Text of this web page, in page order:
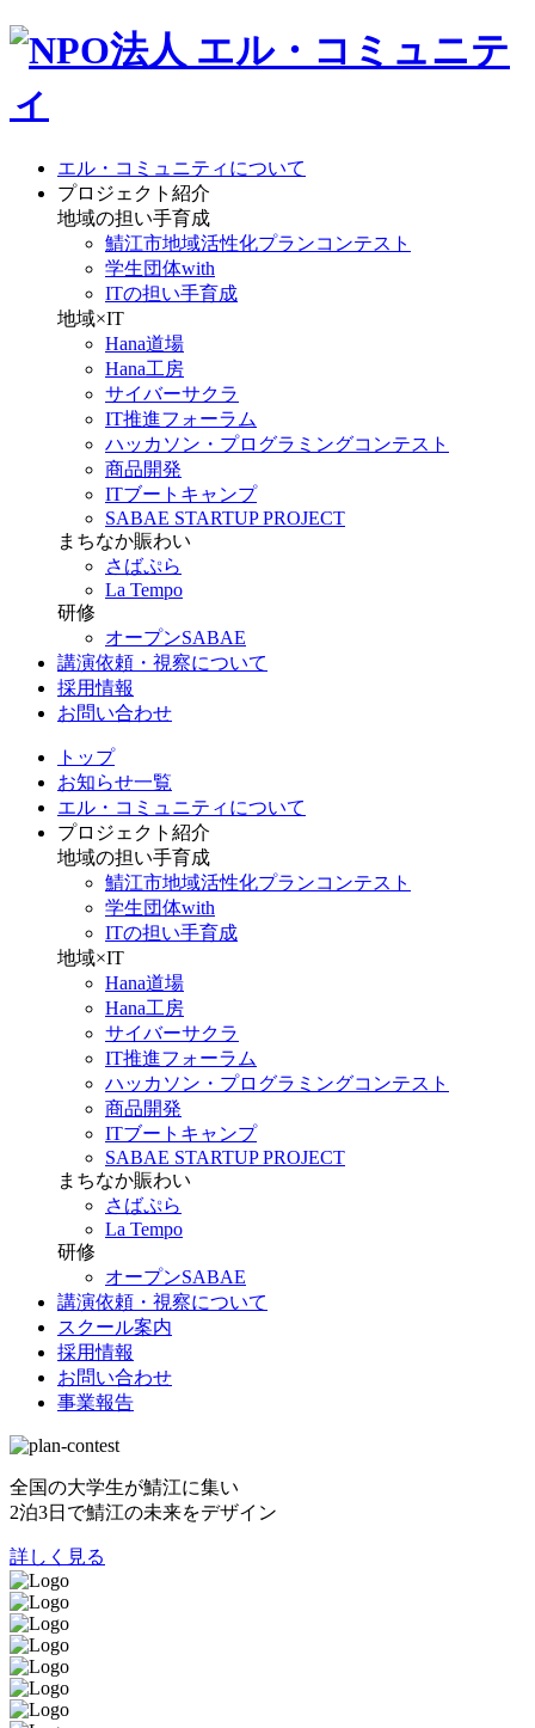
エル・コミュニティについて
プロジェクト紹介
地域の担い手育成
鯖江市地域活性化プランコンテスト
学生団体with
ITの担い手育成
地域×IT
Hana道場
Hana工房
サイバーサクラ
IT推進フォーラム
ハッカソン・プログラミングコンテスト
商品開発
ITブートキャンプ
SABAE STARTUP PROJECT
まちなか賑わい
さばぷら
La Tempo
研修
オープンSABAE
講演依頼・視察について
採用情報
お問い合わせ
トップ
お知らせ一覧
エル・コミュニティについて
プロジェクト紹介
地域の担い手育成
鯖江市地域活性化プランコンテスト
学生団体with
ITの担い手育成
地域×IT
Hana道場
Hana工房
サイバーサクラ
IT推進フォーラム
ハッカソン・プログラミングコンテスト
商品開発
ITブートキャンプ
SABAE STARTUP PROJECT
まちなか賑わい
さばぷら
La Tempo
研修
オープンSABAE
講演依頼・視察について
スクール案内
採用情報
お問い合わせ
事業報告
全国の大学生が鯖江に集い
2泊3日で鯖江の未来をデザイン
詳しく見る